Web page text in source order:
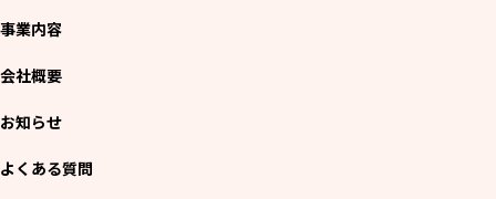
事業内容
会社概要
お知らせ
よくある質問